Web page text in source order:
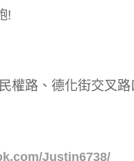
!
權路、德化街交叉路
Justin6738/